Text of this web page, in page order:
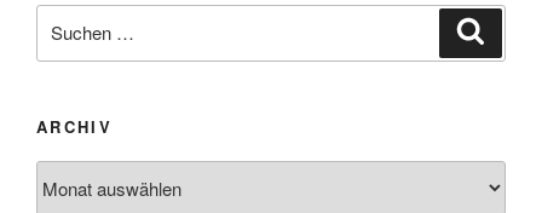
nach:
ARCHIV